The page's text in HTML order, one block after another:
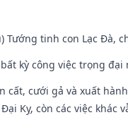
Tướng tinh con Lạc Đà,
kỳ công việc trọng đại
cất, cưới gả và xuất
Kỵ, còn các việc